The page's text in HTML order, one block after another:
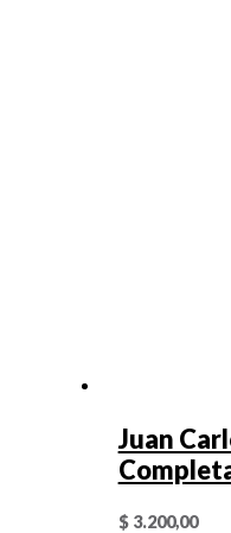
Juan
$3.200,00